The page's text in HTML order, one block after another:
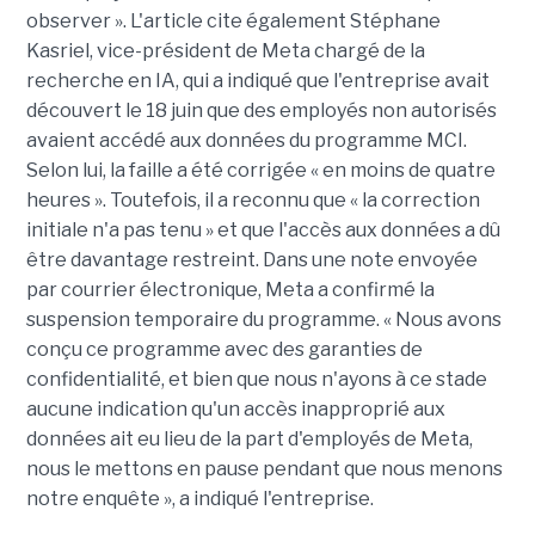
observer ». L'article cite également Stéphane
Kasriel, vice-président de Meta chargé de la
recherche en IA, qui a indiqué que l'entreprise avait
découvert le 18 juin que des employés non autorisés
avaient accédé aux données du programme MCI.
Selon lui, la faille a été corrigée « en moins de quatre
heures ». Toutefois, il a reconnu que « la correction
initiale n'a pas tenu » et que l'accès aux données a dû
être davantage restreint. Dans une note envoyée
par courrier électronique, Meta a confirmé la
suspension temporaire du programme. « Nous avons
conçu ce programme avec des garanties de
confidentialité, et bien que nous n'ayons à ce stade
aucune indication qu'un accès inapproprié aux
données ait eu lieu de la part d'employés de Meta,
nous le mettons en pause pendant que nous menons
notre enquête », a indiqué l'entreprise.